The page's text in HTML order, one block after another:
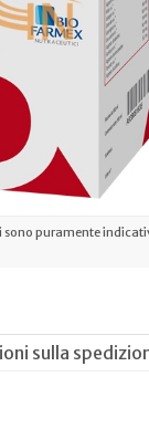
puramente
sulla